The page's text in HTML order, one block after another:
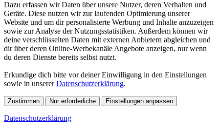
Dazu erfassen wir Daten über unsere Nutzer, deren Verhalten und
Geräte. Diese nutzen wir zur laufenden Optimierung unserer
Website und um dir personalisierte Werbung und Inhalte anzuzeigen
sowie zur Analyse der Nutzungsstatistiken. Außerdem können wir
deine verschlüsselten Daten mit externen Anbietern abgleichen und
dir über deren Online-Werbekanäle Angebote anzeigen, nur wenn
du deren Dienste bereits selbst nutzt.
Erkundige dich bitte vor deiner Einwilligung in den Einstellungen
sowie in unsererDatenschutzerklärung.
Zustimmen Nur erforderliche Einstellungen anpassen
Datenschutzerklärung